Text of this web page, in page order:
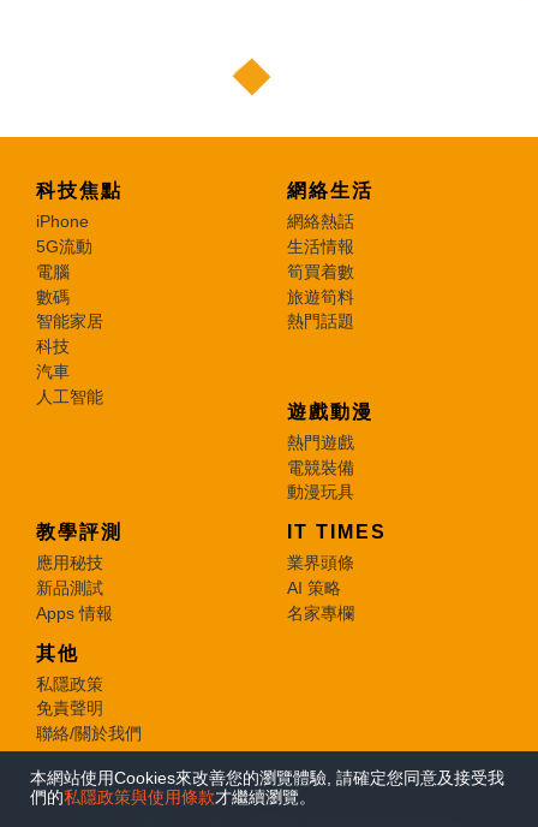
本網站使用Cookies來改善您的瀏覽體驗, 請確定您同意及接受我
們的私隱政策與使用條款才繼續瀏覽。
科技焦點
iPhone
5G流動
電腦
數碼
智能家居
科技
汽車
人工智能
網絡生活
網絡熱話
生活情報
筍買着數
旅遊筍料
熱門話題
遊戲動漫
熱門遊戲
電競裝備
動漫玩具
教學評測
應用秘技
新品測試
Apps 情報
IT TIMES
業界頭條
AI 策略
名家專欄
其他
私隱政策
免責聲明
聯絡/關於我們
© 2026 e-zone. All Rights Reserved.